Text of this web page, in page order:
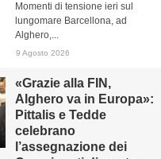
Momenti di tensione ieri sul
lungomare Barcellona, ad
Alghero,...
9 Agosto 2026
«Grazie alla FIN,
Alghero va in Europa»:
Pittalis e Tedde
celebrano
l’assegnazione dei